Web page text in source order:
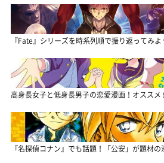
『Fate』シリーズを時系列順で振り返ってみよ
高身長女子と低身長男子の恋愛漫画！オススメ
『名探偵コナン』でも話題！「公安」が題材の